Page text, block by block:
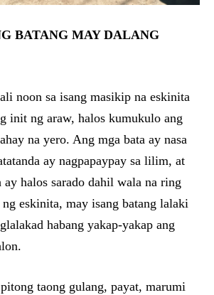
BATANG MAY DALANG
noon sa isang masikip na eskinita
init ng araw, halos kumukulo ang
na yero. Ang mga bata ay nasa
ay nagpapaypay sa lilim, at
ay halos sarado dahil wala na ring
eskinita, may isang batang lalaki
habang yakap-yakap ang
taong gulang, payat, marumi